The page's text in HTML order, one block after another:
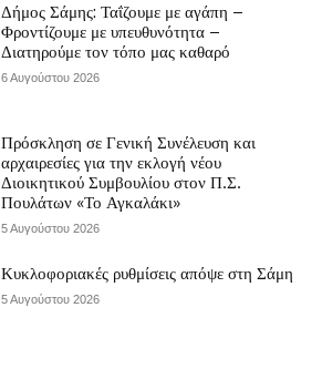
Δήμος Σάμης: Ταΐζουμε με αγάπη –
Φροντίζουμε με υπευθυνότητα –
Διατηρούμε τον τόπο μας καθαρό
6 Αυγούστου 2026
Πρόσκληση σε Γενική Συνέλευση και
αρχαιρεσίες για την εκλογή νέου
Διοικητικού Συμβουλίου στον Π.Σ.
Πουλάτων «Το Αγκαλάκι»
5 Αυγούστου 2026
Κυκλοφοριακές ρυθμίσεις απόψε στη Σάμη
5 Αυγούστου 2026